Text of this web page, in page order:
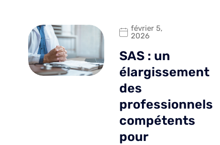
février 5,
2026
SAS : un
élargissement
des
professionnels
compétents
pour